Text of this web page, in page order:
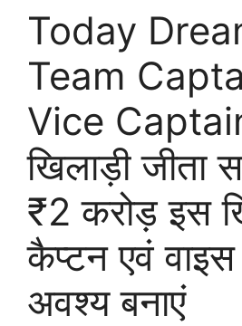
Today
Team
Vice
खिलाड़ी जीता
₹2 करोड़ इस
कैप्टन एवं
अवश्य बनाएं